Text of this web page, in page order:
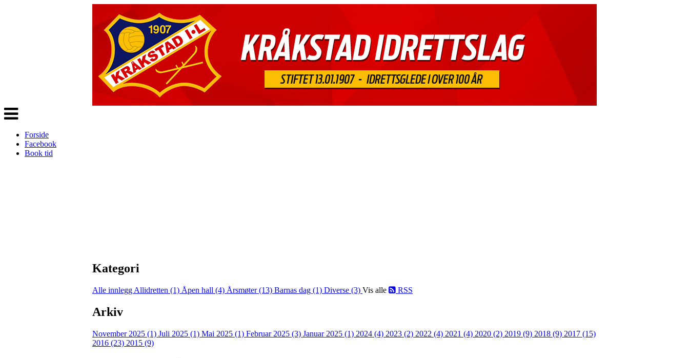
Veksle
navigasjon
Forside
Facebook
Book tid
Kategori
Alle innlegg Allidretten (1) Åpen hall (4) Årsmøter (13) Barnas dag (1) Diverse (3) Vis alle RSS
Arkiv
November 2025 (1) Juli 2025 (1) Mai 2025 (1) Februar 2025 (3) Januar 2025 (1) 2024 (4) 2023 (2) 2022 (4) 2021 (4) 2020 (2) 2019 (9) 2018 (9) 2017 (15)
2016 (23) 2015 (9)